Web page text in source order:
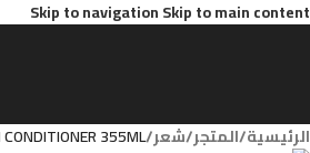
Skip to navigationSkip to main content
الرئيسية/المتجر/شعر/
CONDITIONER 355ML